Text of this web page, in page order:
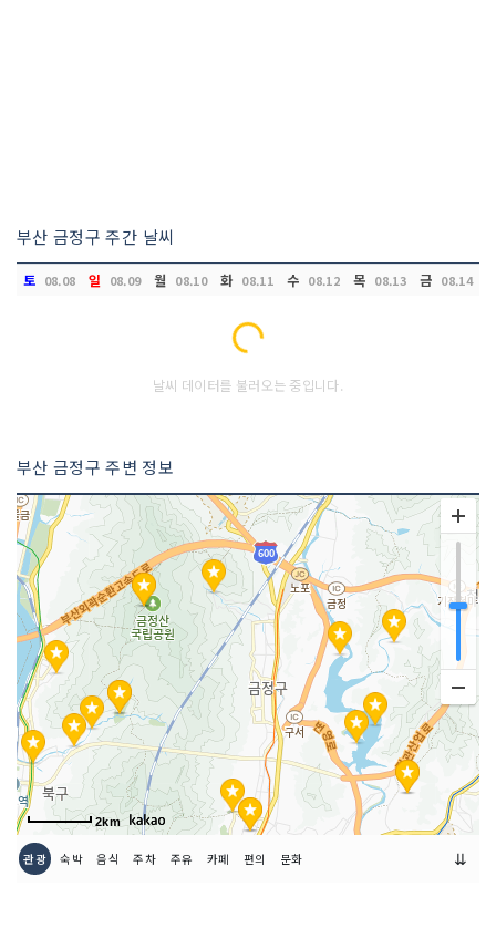
부산 금정구 주간 날씨
토 08.08 일 08.09 월 08.10 화 08.11 수 08.12 목 08.13 금 08.14
Loading...
날씨 데이터를 불러오는 중입니다.
부산 금정구 주변 정보
2km
관광 숙박 음식 주차 주유 카페 편의 문화 ⇊